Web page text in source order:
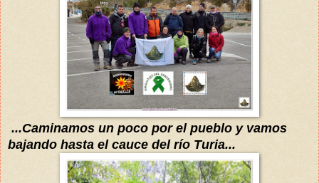
...Caminamos un poco por el pueblo y vamos
bajando hasta el cauce del río Turia...